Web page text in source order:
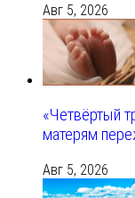
Авг 5, 2026
«Четвёртый
матерям
Авг 5, 2026